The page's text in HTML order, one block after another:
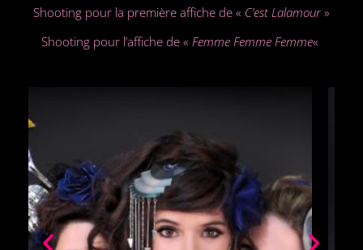
Shooting pour la première affiche de « C’est Lalamour »
Shooting pour l’affiche de « Femme Femme Femme«